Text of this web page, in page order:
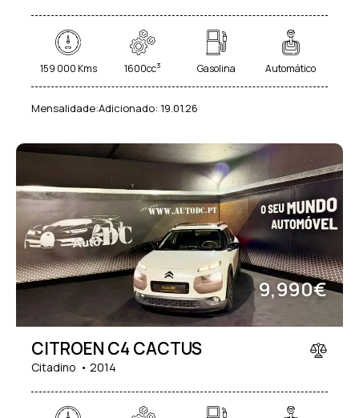
159 000 Kms 1600cc3 Gasolina Automático
Mensalidade:Adicionado: 19.01.26
9,990€
CITROEN C4 CACTUS
Citadino 2014